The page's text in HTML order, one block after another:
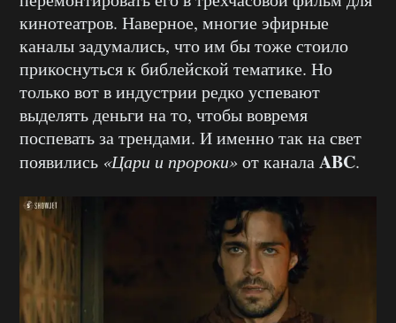
кинотеатров. Наверное, многие эфирные
каналы задумались, что им бы тоже стоило
прикоснуться к библейской тематике. Но
только вот в индустрии редко успевают
выделять деньги на то, чтобы вовремя
поспевать за трендами. И именно так на свет
появились «Цари и пророки»от каналаABC.